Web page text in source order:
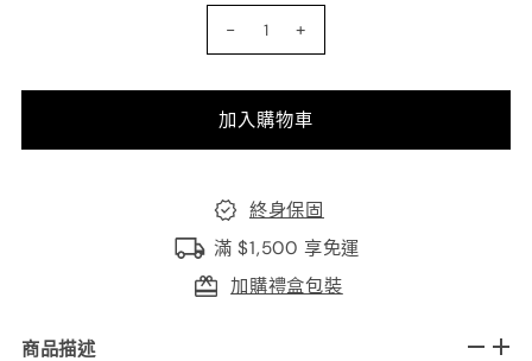
-
+
終身保固
滿 $1,500 享免運
加購禮盒包裝
商品描述